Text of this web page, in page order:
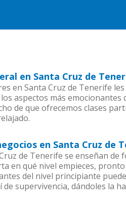
en Santa Cruz de
en Santa Cruz de Tenerife
aspectos más
de que ofrecemos clases
en Santa Cruz de
de Tenerife se enseñan
en qué nivel empieces,
del nivel principiante
supervivencia, dándoles la